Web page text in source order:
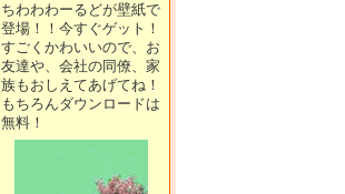
ちわわわーるどが壁紙で
登場！！今すぐゲット！
すごくかわいいので、お
友達や、会社の同僚、家
族もおしえてあげてね！
もちろんダウンロードは
無料！